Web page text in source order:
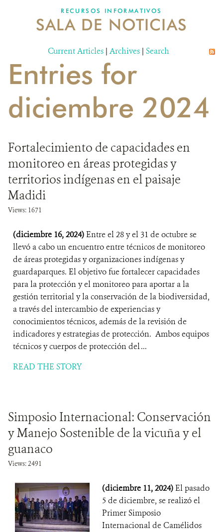
NOSOTROS
DONA
RECURSOS INFORMATIVOS
SALA DE NOTICIAS
Current Articles | Archives | Search
Entries for
diciembre 2024
Fortalecimiento de capacidades en
monitoreo en áreas protegidas y
territorios indígenas en el paisaje
Madidi
Views: 1671
(diciembre 16, 2024)Entre el 28 y el 31 de octubre se
llevó a cabo un encuentro entre técnicos de monitoreo
de áreas protegidas y organizaciones indígenas y
guardaparques. El objetivo fue fortalecer capacidades
para la protección y el monitoreo para aportar a la
gestión territorial y la conservación de la biodiversidad,
a través del intercambio de experiencias y
conocimientos técnicos, además de la revisión de
indicadores y estrategias de protección. Ambos equipos
técnicos y cuerpos de protección del ...
READ THE STORY
Simposio Internacional: Conservación
y Manejo Sostenible de la vicuña y el
guanaco
Views: 2491
(diciembre 11, 2024)El pasado
5 de diciembre, se realizó el
Primer Simposio
Internacional de Camélidos